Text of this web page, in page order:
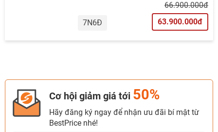
7N6Đ
66.900.000đ
63.900.000đ
Cơ hội giảm giá tới 50%
Hãy đăng ký ngay để nhận ưu đãi bí mật từ
BestPrice nhé!